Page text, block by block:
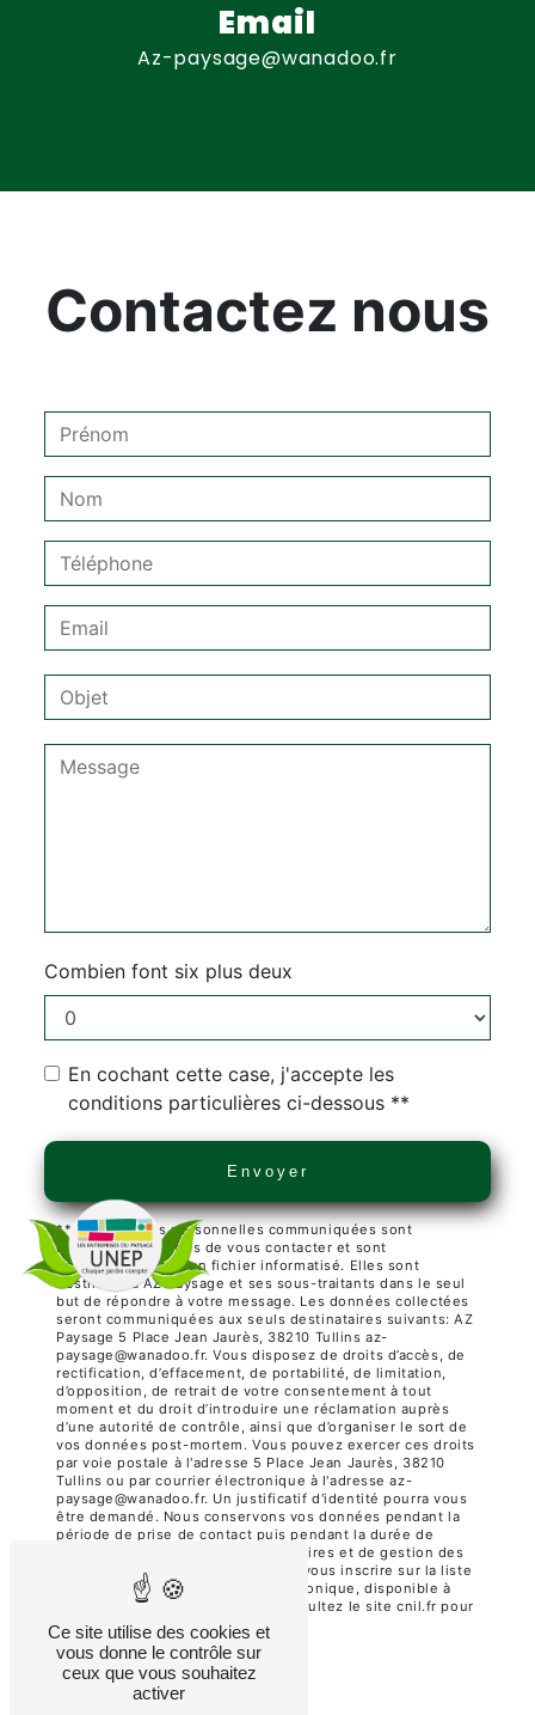
Email
az-paysage@wanadoo.fr
Contactez nous
Combien font six plus deux
En cochant cette case, j'accepte les
conditions particulières ci-dessous **
Envoyer
** Les données personnelles communiquées sont
nécessaires aux fins de vous contacter et sont
enregistrées dans un fichier informatisé. Elles sont
destinées à AZ Paysage et ses sous-traitants dans le seul
but de répondre à votre message. Les données collectées
seront communiquées aux seuls destinataires suivants: AZ
Paysage 5 Place Jean Jaurès, 38210 Tullins az-
paysage@wanadoo.fr. Vous disposez de droits d’accès, de
rectification, d’effacement, de portabilité, de limitation,
d’opposition, de retrait de votre consentement à tout
moment et du droit d’introduire une réclamation auprès
d’une autorité de contrôle, ainsi que d’organiser le sort de
vos données post-mortem. Vous pouvez exercer ces droits
par voie postale à l'adresse 5 Place Jean Jaurès, 38210
Tullins ou par courrier électronique à l'adresse az-
paysage@wanadoo.fr. Un justificatif d'identité pourra vous
être demandé. Nous conservons vos données pendant la
période de prise de contact puis pendant la durée de
prescription légale aux fins probatoires et de gestion des
contentieux. Vous avez le droit de vous inscrire sur la liste
d'opposition au démarchage téléphonique, disponible à
cette adresse:
. Consultez le site cnil.fr pour
plus d’informations sur vos droits.
Ce site utilise des cookies et
vous donne le contrôle sur
ceux que vous souhaitez
activer